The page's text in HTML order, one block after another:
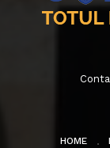
HOME